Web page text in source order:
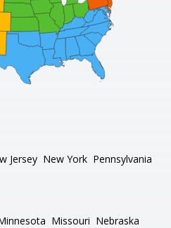
Jersey New York Pennsylvania
Missouri Nebraska